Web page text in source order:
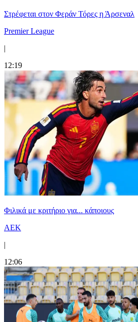
Στρέφεται στον Φεράν Τόρες η Άρσεναλ
Premier League
|
12:19
Φιλικά με κριτήριο για... κάποιους
ΑΕΚ
|
12:06